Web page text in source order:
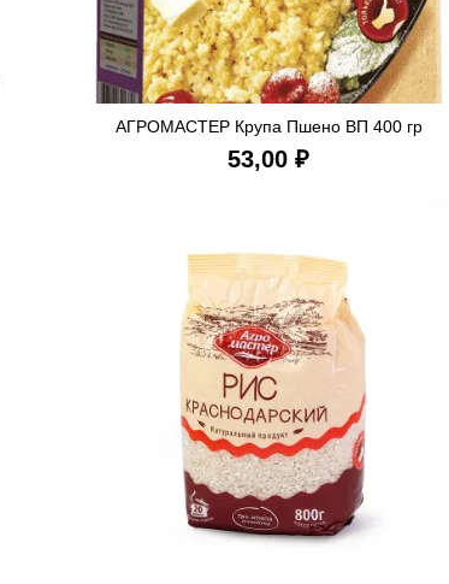
В КОРЗИНУ
АГРОМАСТЕР Крупа Пшено ВП 400 гр
₽